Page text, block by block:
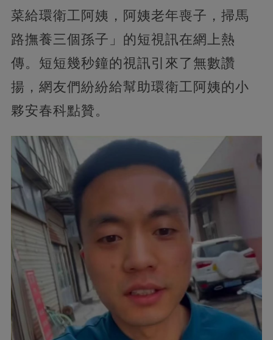
菜給環衛工阿姨，阿姨老年喪子，掃馬
路撫養三個孫子」的短視訊在網上熱
傳。短短幾秒鐘的視訊引來了無數讚
揚，網友們紛紛給幫助環衛工阿姨的小
夥安春科點贊。